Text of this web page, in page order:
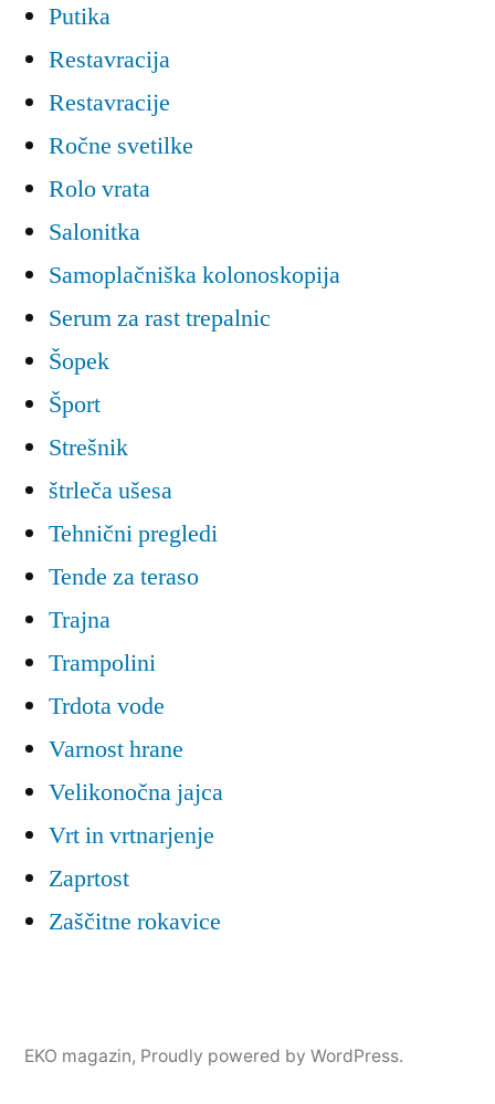
Putika
Restavracija
Restavracije
Ročne svetilke
Rolo vrata
Salonitka
Samoplačniška kolonoskopija
Serum za rast trepalnic
Šopek
Šport
Strešnik
štrleča ušesa
Tehnični pregledi
Tende za teraso
Trajna
Trampolini
Trdota vode
Varnost hrane
Velikonočna jajca
Vrt in vrtnarjenje
Zaprtost
Zaščitne rokavice
EKO magazin, Proudly powered by WordPress.